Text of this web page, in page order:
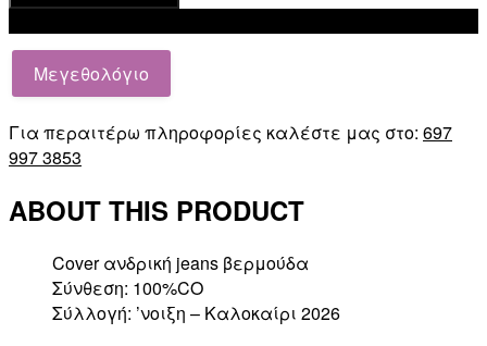
Μεγεθολόγιο
Για περαιτέρω πληροφορίες καλέστε μας στο: 697
997 3853
ABOUT THIS PRODUCT
Cover ανδρική jeans βερμούδα
Σύνθεση: 100%CO
Σύλλογή: ’νοιξη – Καλοκαίρι 2026